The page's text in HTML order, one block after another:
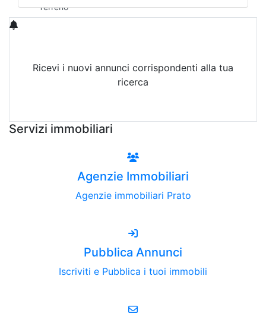
Terreno
Ricevi i nuovi annunci corrispondenti alla tua
ricerca
Servizi immobiliari
Agenzie Immobiliari
Agenzie immobiliari Prato
Pubblica Annunci
Iscriviti e Pubblica i tuoi immobili